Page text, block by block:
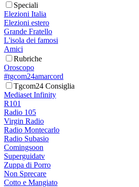
Speciali
Elezioni Italia
Elezioni estero
Grande Fratello
L'isola dei famosi
Amici
Rubriche
Oroscopo
#tgcom24amarcord
Tgcom24 Consiglia
Mediaset Infinity
R101
Radio 105
Virgin Radio
Radio Montecarlo
Radio Subasio
Comingsoon
Superguidatv
Zuppa di Porro
Non Sprecare
Cotto e Mangiato